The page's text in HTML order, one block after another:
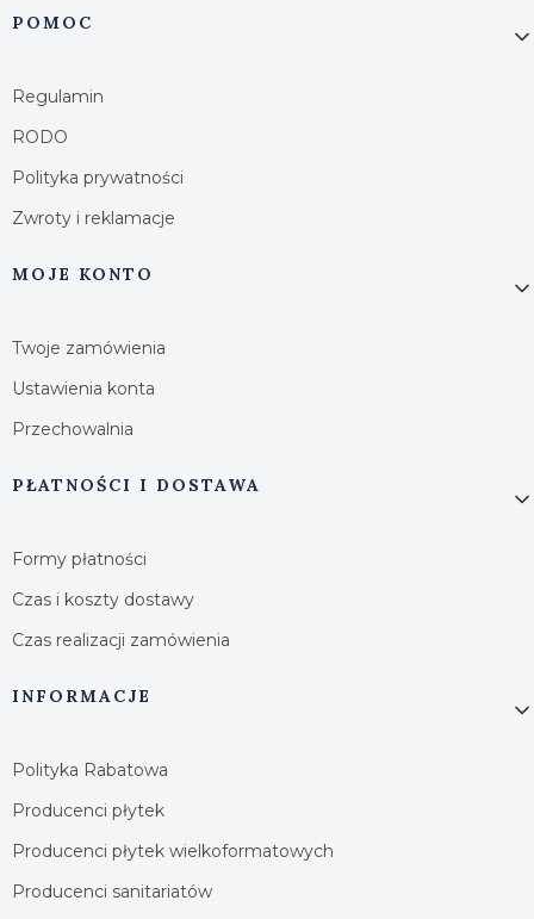
Linki w stopce
POMOC
Regulamin
RODO
Polityka prywatności
Zwroty i reklamacje
MOJE KONTO
Twoje zamówienia
Ustawienia konta
Przechowalnia
PŁATNOŚCI I DOSTAWA
Formy płatności
Czas i koszty dostawy
Czas realizacji zamówienia
INFORMACJE
Polityka Rabatowa
Producenci płytek
Producenci płytek wielkoformatowych
Producenci sanitariatów